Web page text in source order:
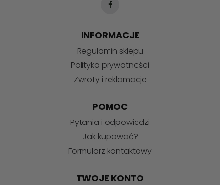
INFORMACJE
Regulamin sklepu
Polityka prywatności
Zwroty i reklamacje
POMOC
Pytania i odpowiedzi
Jak kupować?
Formularz kontaktowy
TWOJE KONTO